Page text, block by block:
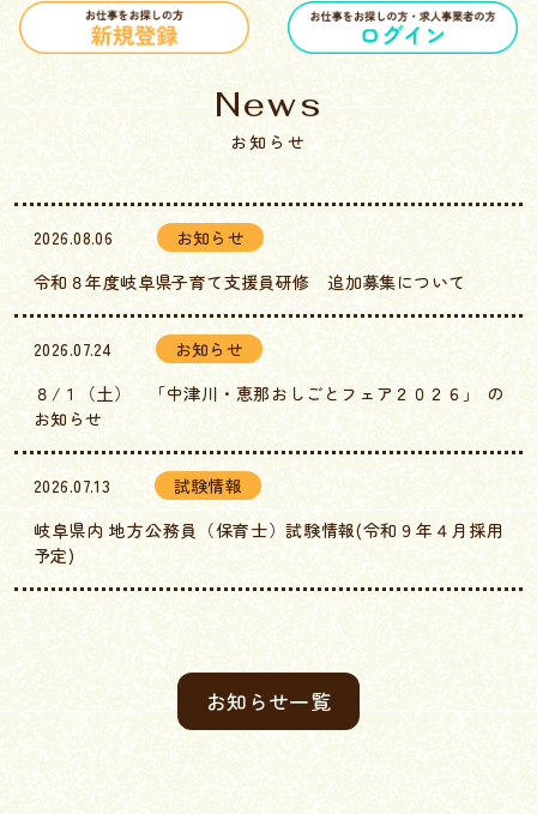
News
お知らせ
2026.08.06
お知らせ
令和８年度岐阜県子育て支援員研修 追加募集について
2026.07.24
お知らせ
８/１（土） 「中津川・恵那おしごとフェア２０２６」 の
お知らせ
2026.07.13
試験情報
岐阜県内 地方公務員（保育士）試験情報(令和９年４月採用
予定)
お知らせ一覧